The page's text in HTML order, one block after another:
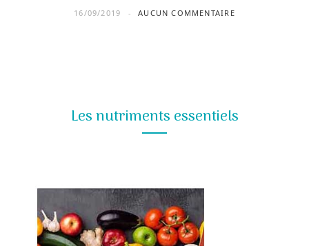
16/09/2019 AUCUN COMMENTAIRE
Les nutriments essentiels